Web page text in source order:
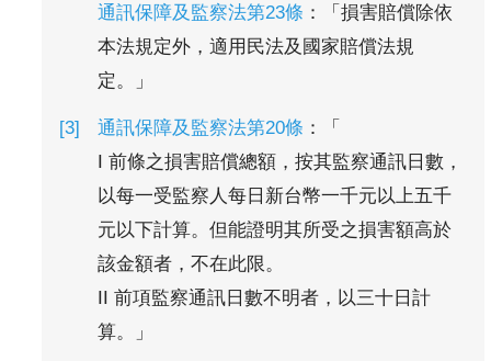
通訊保障及監察法第23條 ：「損害賠償除依
本法規定外，適用民法及國家賠償法規
定。」
通訊保障及監察法第20條 ：「
I 前條之損害賠償總額，按其監察通訊日數，
以每一受監察人每日新台幣一千元以上五千
元以下計算。但能證明其所受之損害額高於
該金額者，不在此限。
II 前項監察通訊日數不明者，以三十日計
算。」